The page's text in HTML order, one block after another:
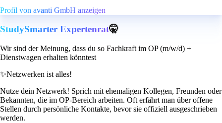
Profil von avanti GmbH anzeigen
StudySmarter Expertenrat🤫
Wir sind der Meinung, dass du so Fachkraft im OP (m/w/d) +
Dienstwagen erhalten könntest
✨Netzwerken ist alles!
Nutze dein Netzwerk! Sprich mit ehemaligen Kollegen, Freunden oder
Bekannten, die im OP-Bereich arbeiten. Oft erfährt man über offene
Stellen durch persönliche Kontakte, bevor sie offiziell ausgeschrieben
werden.